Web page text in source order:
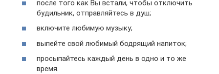
после того как Вы встали, чтобы отключить
будильник, отправляйтесь в душ;
включите любимую музыку;
выпейте свой любимый бодрящий напиток;
просыпайтесь каждый день в одно и то же
время.